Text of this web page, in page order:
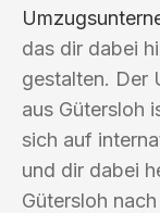
das dir dabei
gestalten. Der
aus Gütersloh
sich auf
und dir dabei
Gütersloh